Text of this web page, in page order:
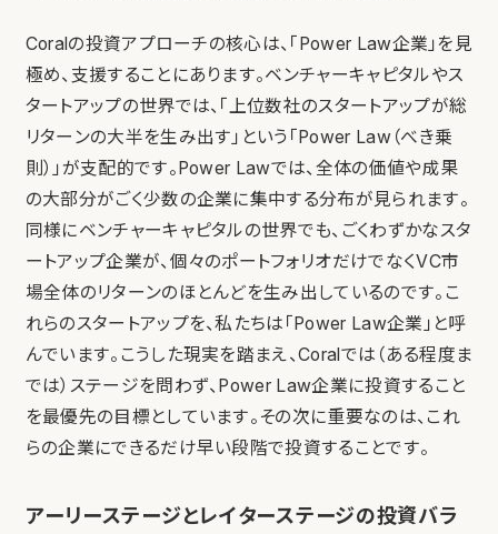
Coralの投資アプローチの核心は、「Power Law企業」を見
極め、支援することにあります。ベンチャーキャピタルやス
タートアップの世界では、「上位数社のスタートアップが総
リターンの大半を生み出す」という「Power Law（べき乗
則）」が支配的です。Power Lawでは、全体の価値や成果
の大部分がごく少数の企業に集中する分布が見られます。
同様にベンチャーキャピタルの世界でも、ごくわずかなスタ
ートアップ企業が、個々のポートフォリオだけでなくVC市
場全体のリターンのほとんどを生み出しているのです。こ
れらのスタートアップを、私たちは「Power Law企業」と呼
んでいます。こうした現実を踏まえ、Coralでは（ある程度ま
では）ステージを問わず、Power Law企業に投資すること
を最優先の目標としています。その次に重要なのは、これ
らの企業にできるだけ早い段階で投資することです。
アーリーステージとレイターステージの投資バラ